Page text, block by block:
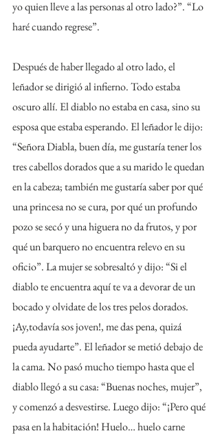
yo quien lleve a las personas al otro lado?”. “Lo
haré cuando regrese”.
Después de haber llegado al otro lado, el
leñador se dirigió al infierno. Todo estaba
oscuro allí. El diablo no estaba en casa, sino su
esposa que estaba esperando. El leñador le dijo:
“Señora Diabla, buen día, me gustaría tener los
tres cabellos dorados que a su marido le quedan
en la cabeza; también me gustaría saber por qué
una princesa no se cura, por qué un profundo
pozo se secó y una higuera no da frutos, y por
qué un barquero no encuentra relevo en su
oficio”. La mujer se sobresaltó y dijo: “Si el
diablo te encuentra aquí te va a devorar de un
bocado y olvidate de los tres pelos dorados.
¡Ay,todavía sos joven!, me das pena, quizá
pueda ayudarte”. El leñador se metió debajo de
la cama. No pasó mucho tiempo hasta que el
diablo llegó a su casa: “Buenas noches, mujer”,
y comenzó a desvestirse. Luego dijo: “¡Pero qué
pasa en la habitación! Huelo… huelo carne